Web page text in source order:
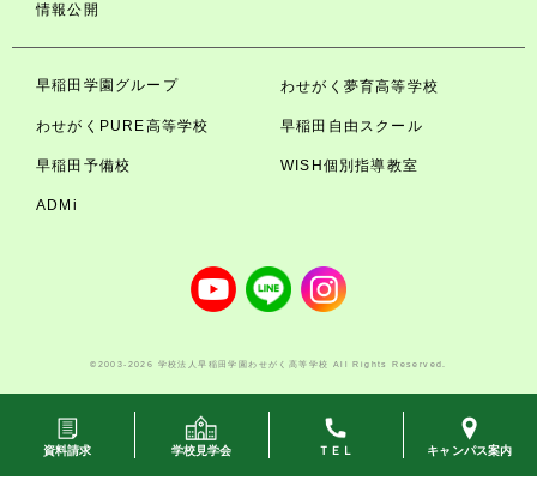
資料請求 学校見学会 ＴＥＬ キャンパス案内
情報公開
早稲田学園グループ わせがく夢育高等学校
わせがくPURE高等学校 早稲田自由スクール
早稲田予備校 WISH個別指導教室
ADMi
©2003-2026 学校法人早稲田学園わせがく高等学校 All Rights Reserved.